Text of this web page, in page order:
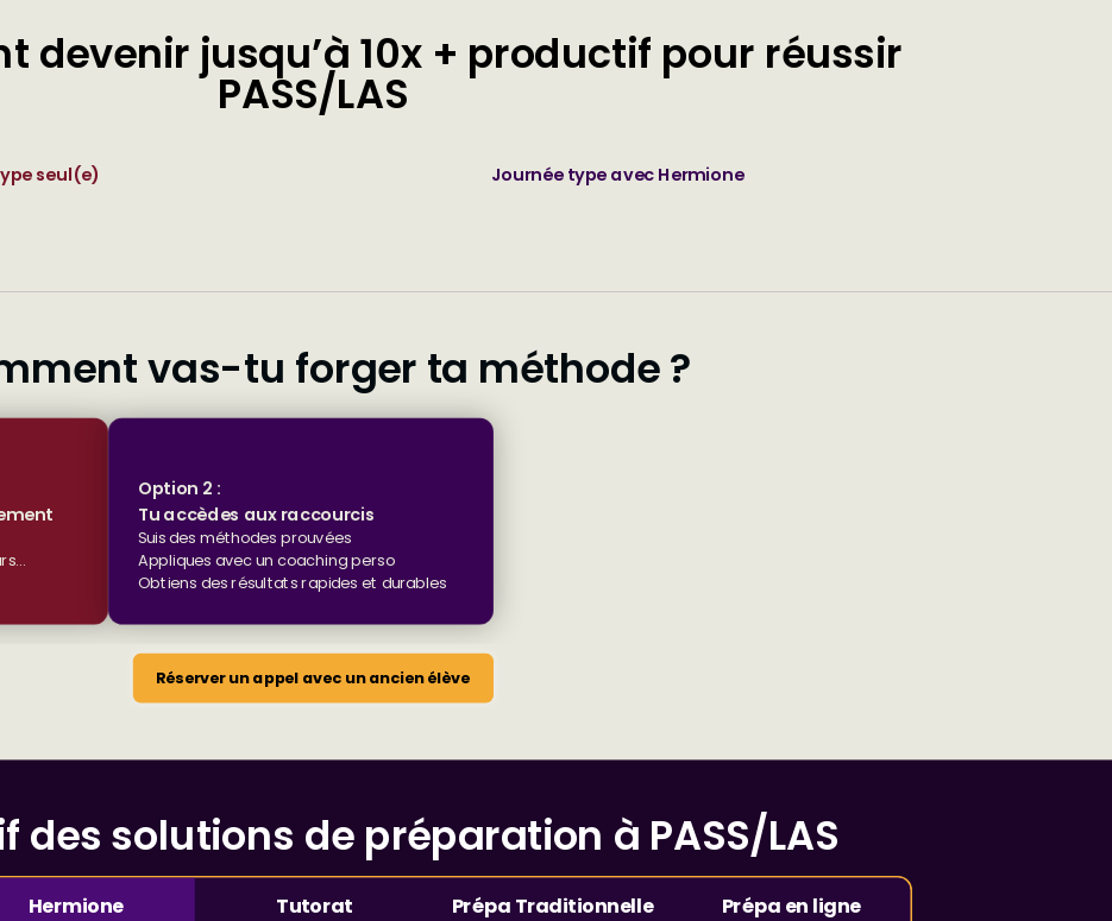
devenir jusqu’à 10x + productif pour réussir
PASS/LAS
seul(e) Journée type avec Hermione
vas-tu forger ta méthode ?
Option 2 :
Tu accèdes aux raccourcis
Suis des méthodes prouvées
Appliques avec un coaching perso
Obtiens des résultats rapides et durables
Réserver un appel avec un ancien élève
des solutions de préparation à PASS/LAS
Hermione Tutorat Prépa Traditionnelle Prépa en ligne